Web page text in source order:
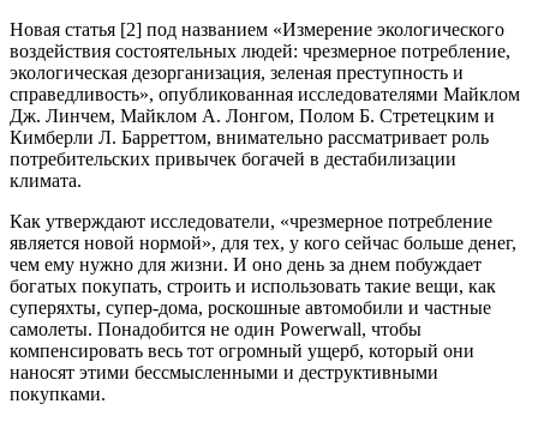
Новая статья [2] под названием «Измерение экологического
воздействия состоятельных людей: чрезмерное потребление,
экологическая дезорганизация, зеленая преступность и
справедливость», опубликованная исследователями Майклом
Дж. Линчем, Майклом А. Лонгом, Полом Б. Стретецким и
Кимберли Л. Барреттом, внимательно рассматривает роль
потребительских привычек богачей в дестабилизации
климата.
Как утверждают исследователи, «чрезмерное потребление
является новой нормой», для тех, у кого сейчас больше денег,
чем ему нужно для жизни. И оно день за днем побуждает
богатых покупать, строить и использовать такие вещи, как
суперяхты, супер-дома, роскошные автомобили и частные
самолеты. Понадобится не один Powerwall, чтобы
компенсировать весь тот огромный ущерб, который они
наносят этими бессмысленными и деструктивными
покупками.